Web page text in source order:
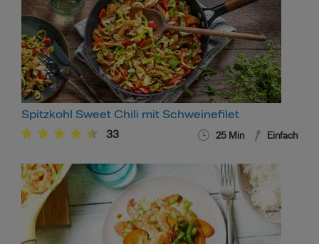
Spitzkohl Sweet Chili mit Schweinefilet
33 25 Min Einfach